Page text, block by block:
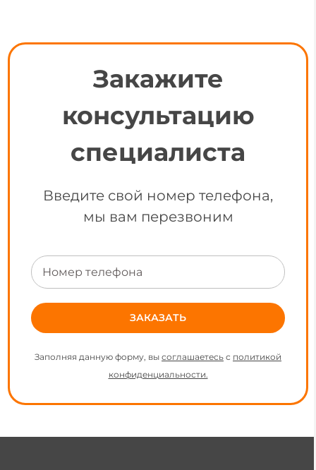
Закажите
консультацию
специалиста
Введите свой номер телефона,
мы вам перезвоним
Заполняя данную форму, вы соглашаетесь с политикой
конфиденциальности.